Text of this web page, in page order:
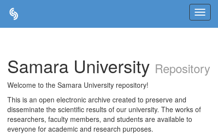
Samara University Repository
Welcome to the Samara University repository!
This is an open electronic archive created to preserve and
disseminate the scientific results of our university. The works of
researchers, faculty members, and students are available to
everyone for academic and research purposes.